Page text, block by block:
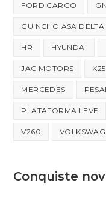
FORD CARGO
GUINCHO ASA DELTA
HR HYUNDAI
JAC MOTORS
MERCEDES
PLATAFORMA LEVE
V260
Conquiste